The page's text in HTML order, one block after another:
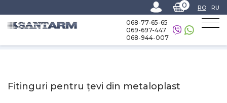
0 RO RU
068-77-65-65
069-697-447
068-944-007
Fitinguri pentru țevi din metaloplast
Fitinguri pentru țevi din metaloplast